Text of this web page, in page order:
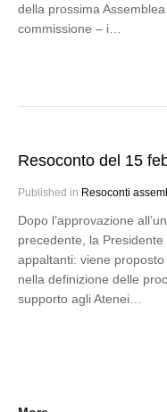
della prossima
commissione – i…
Resoconto del 15
Published in Resoconti
Dopo l’approvazione
precedente, la
appaltanti: viene
nella definizione delle
supporto agli Atenei…